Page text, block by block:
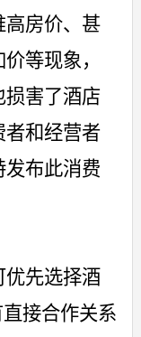
高房价、甚
等现象，
损害了酒店
者和经营者
发布此消费
优先选择酒
接合作关系